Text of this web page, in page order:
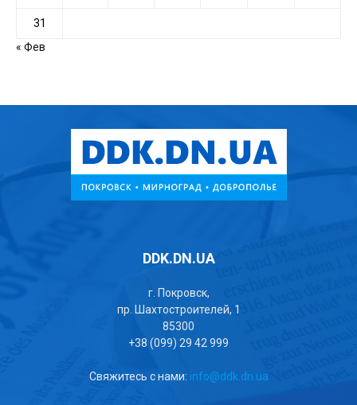
31
« Фев
DDK.DN.UA
г. Покровск,
пр. Шахтостроителей, 1
85300
+38 (099) 29 42 999
Свяжитесь с нами: info@ddk.dn.ua